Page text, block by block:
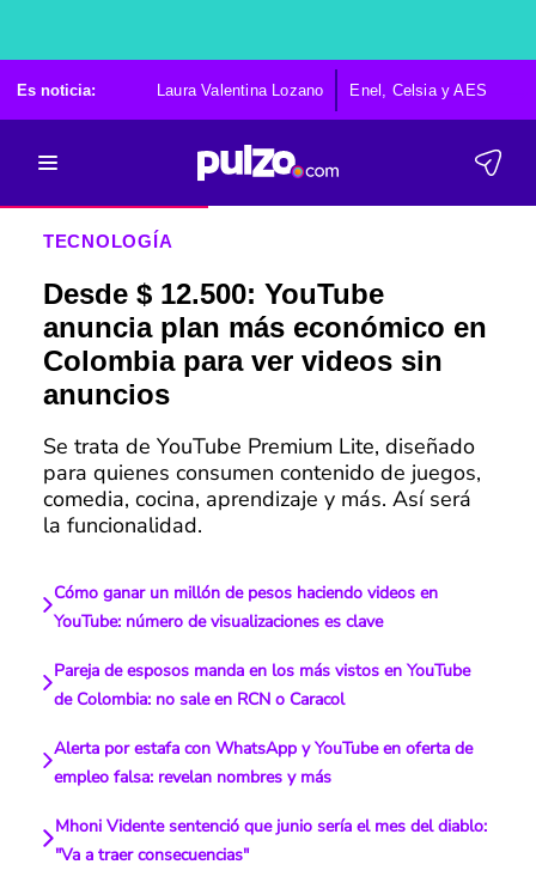
Es noticia: Laura Valentina Lozano Enel, Celsia y AES
TECNOLOGÍA
Desde $ 12.500: YouTube
anuncia plan más económico en
Colombia para ver videos sin
anuncios
Se trata de YouTube Premium Lite, diseñado
para quienes consumen contenido de juegos,
comedia, cocina, aprendizaje y más. Así será
la funcionalidad.
Cómo ganar un millón de pesos haciendo videos en
YouTube: número de visualizaciones es clave
Pareja de esposos manda en los más vistos en YouTube
de Colombia: no sale en RCN o Caracol
Alerta por estafa con WhatsApp y YouTube en oferta de
empleo falsa: revelan nombres y más
Mhoni Vidente sentenció que junio sería el mes del diablo:
"Va a traer consecuencias"